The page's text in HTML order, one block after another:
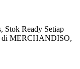
Stok Ready Setiap
di MERCHANDISO,